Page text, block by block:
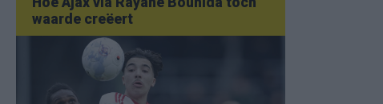
waarde creëert